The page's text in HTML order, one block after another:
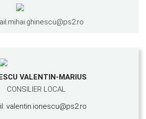
VALENTIN-MARIUS
CONSILIER LOCAL
valentin.ionescu@ps2.ro